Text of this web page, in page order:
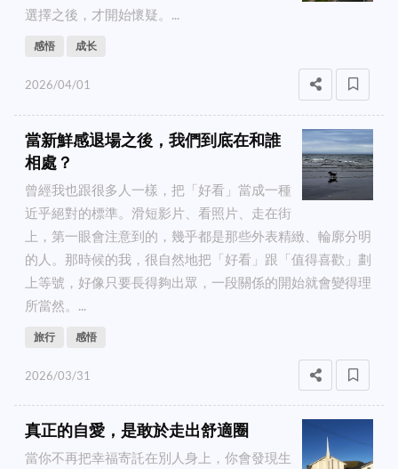
選擇之後，才開始懷疑。...
感悟 成长
2026/04/01
當新鮮感退場之後，我們到底在和誰
相處？
曾經我也跟很多人一樣，把「好看」當成一種
近乎絕對的標準。滑短影片、看照片、走在街
上，第一眼會注意到的，幾乎都是那些外表精緻、輪廓分明
的人。那時候的我，很自然地把「好看」跟「值得喜歡」劃
上等號，好像只要長得夠出眾，一段關係的開始就會變得理
所當然。...
旅行 感悟
2026/03/31
真正的自愛，是敢於走出舒適圈
當你不再把幸福寄託在別人身上，你會發現生